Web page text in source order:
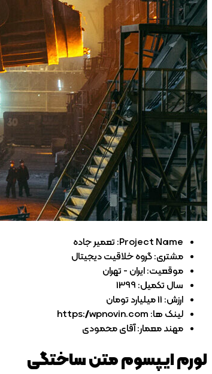
Project Name: تعمیر جاده
مشتری:گروه خلاقیت دیجیتال
موقعیت:ایران - تهران
سال تکمیل: 1399
ارزش: 11 میلیارد تومان
لینک ها: https://wpnovin.com
مهند معمار:آقای محمودی
لورم ایپسوم متن ساختگی